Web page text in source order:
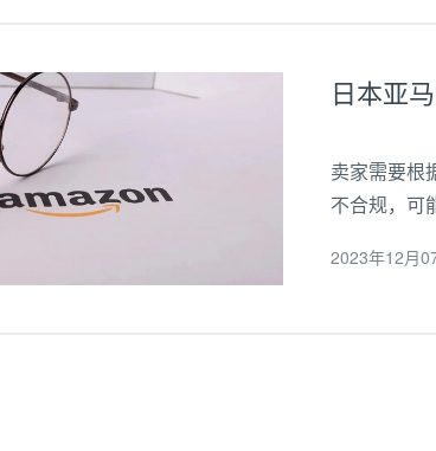
日本亚
卖家需要根
不合规，可
超过90CM,
2023年12月